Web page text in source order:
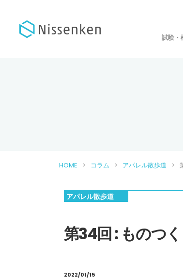
試験・
HOME コラム アパレル散歩道
アパレル散歩道
第34回 : ものつ
2022/01/15